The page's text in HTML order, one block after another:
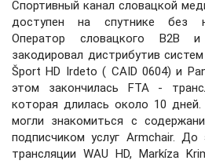
Спортивный канал словацкой
доступен на спутнике без
Оператор словацкого B2B и
закодировал дистрибутив
Šport HD Irdeto ( CAID 0604) и
этом закончилась FTA -
которая длилась около 10
могли знакомиться с
подписчиком услуг Armchair. До
трансляции WAU HD, Markíza